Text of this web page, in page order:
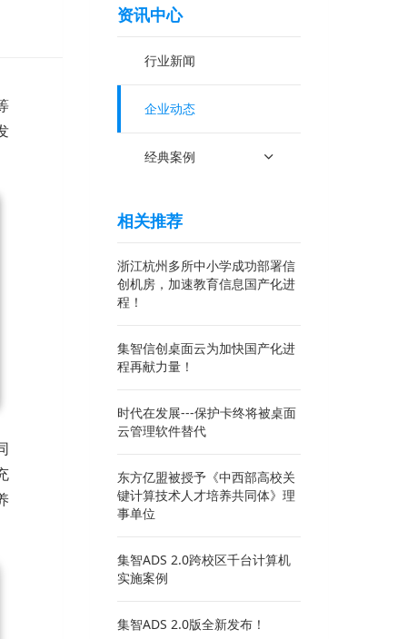
资讯中心
行业新闻
企业动态
经典案例
相关推荐
浙江杭州多所中小学成功部署信
创机房，加速教育信息国产化进
程！
集智信创桌面云为加快国产化进
程再献力量！
时代在发展---保护卡终将被桌面
云管理软件替代
东方亿盟被授予《中西部高校关
键计算技术人才培养共同体》理
事单位
集智ADS 2.0跨校区千台计算机
实施案例
集智ADS 2.0版全新发布！